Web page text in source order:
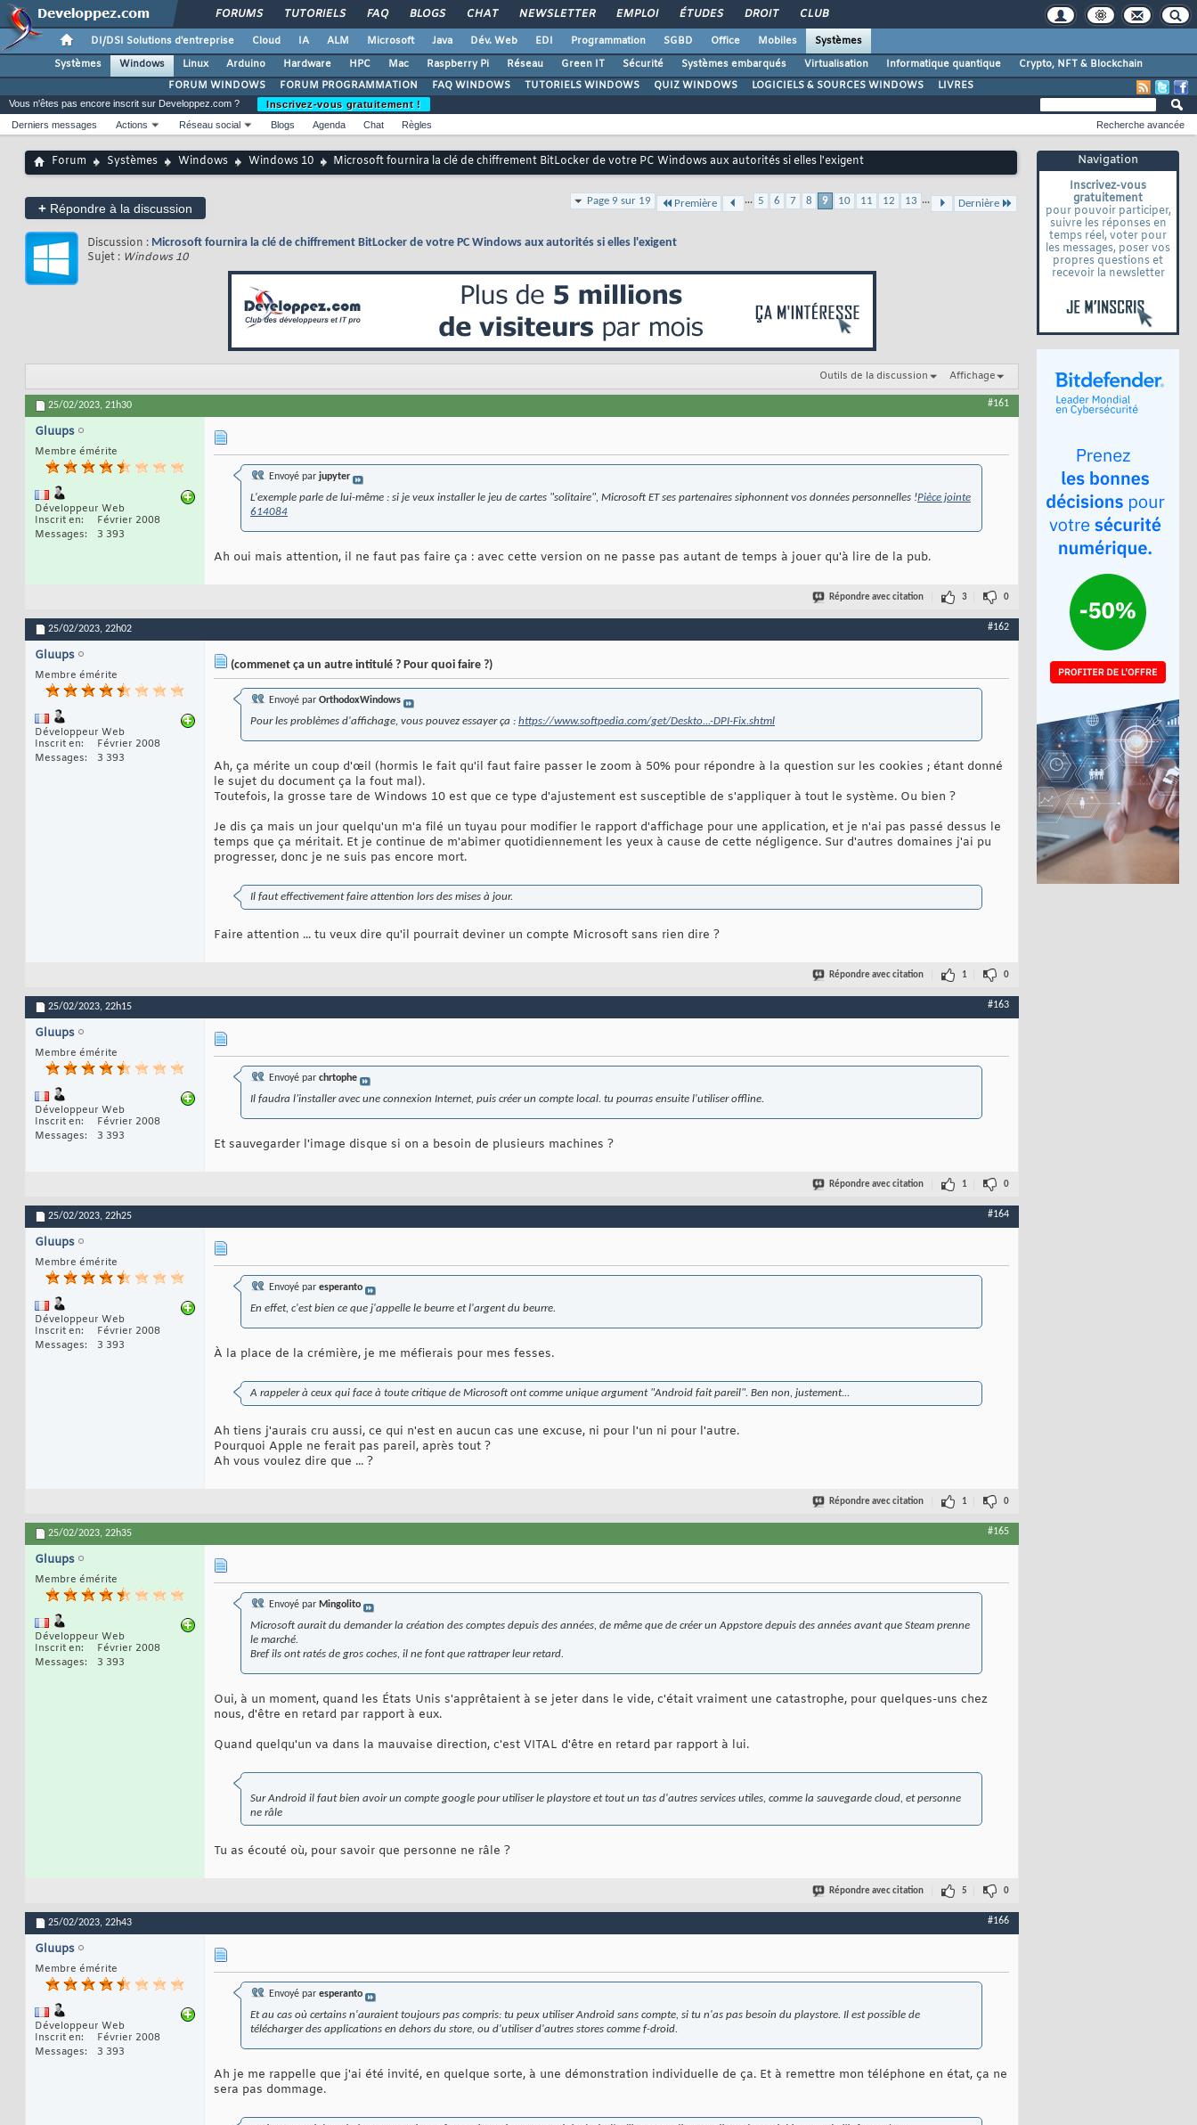
FORUMS TUTORIELS FAQ BLOGS CHAT NEWSLETTER EMPLOI ÉTUDES DROIT CLUB
DI/DSI Solutions d'entreprise Cloud IA ALM Microsoft Java Dév. Web EDI Programmation SGBD Office Mobiles
Systèmes
Systèmes
Windows Linux Arduino Hardware HPC Mac Raspberry Pi Réseau Green IT Sécurité Systèmes embarqués Virtualisation Informatique quantique
Crypto, NFT & Blockchain
FORUM WINDOWS
FORUM PROGRAMMATION FAQ WINDOWS TUTORIELS WINDOWS QUIZ WINDOWS LOGICIELS & SOURCES WINDOWS LIVRES
Navigation
Inscrivez-vous
gratuitement
pour pouvoir participer,
suivre les réponses en
temps réel, voter pour
les messages, poser vos
propres questions et
recevoir la newsletter
Vous n'êtes pas encore inscrit sur Developpez.com ?
Inscrivez-vous gratuitement !
Derniers messages
Actions Réseau social Blogs Agenda Chat Règles Recherche avancée
Forum Systèmes Windows Windows 10 Microsoft fournira la clé de chiffrement BitLocker de votre PC Windows aux autorités si elles l'exigent
+ Répondre à la discussion
Page 9 sur 19 Première ... 5 6 7 8 9 10 11 12 13 ... Dernière
Discussion : Microsoft fournira la clé de chiffrement BitLocker de votre PC Windows aux autorités si elles l'exigent
Sujet : Windows 10
Outils de la discussion Affichage
25/02/2023, 21h30 #161
Gluups
Membre émérite
Développeur Web
Inscrit en
Février 2008
Messages
3 393
Envoyé par jupyter
L'exemple parle de lui-même : si je veux installer le jeu de cartes "solitaire", Microsoft ET ses partenaires siphonnent vos données personnelles !Pièce jointe
614084
Ah oui mais attention, il ne faut pas faire ça : avec cette version on ne passe pas autant de temps à jouer qu'à lire de la pub.
Répondre avec citation 3 0
25/02/2023, 22h02 #162
Gluups
Membre émérite
Développeur Web
Inscrit en
Février 2008
Messages
3 393
(commenet ça un autre intitulé ? Pour quoi faire ?)
Envoyé par OrthodoxWindows
Pour les problèmes d'affichage, vous pouvez essayer ça : https://www.softpedia.com/get/Deskto...-DPI-Fix.shtml
Ah, ça mérite un coup d'œil (hormis le fait qu'il faut faire passer le zoom à 50% pour répondre à la question sur les cookies ; étant donné
le sujet du document ça la fout mal).
Toutefois, la grosse tare de Windows 10 est que ce type d'ajustement est susceptible de s'appliquer à tout le système. Ou bien ?
Je dis ça mais un jour quelqu'un m'a filé un tuyau pour modifier le rapport d'affichage pour une application, et je n'ai pas passé dessus le
temps que ça méritait. Et je continue de m'abimer quotidiennement les yeux à cause de cette négligence. Sur d'autres domaines j'ai pu
progresser, donc je ne suis pas encore mort.
Il faut effectivement faire attention lors des mises à jour.
Faire attention ... tu veux dire qu'il pourrait deviner un compte Microsoft sans rien dire ?
Répondre avec citation 1 0
25/02/2023, 22h15 #163
Gluups
Membre émérite
Développeur Web
Inscrit en
Février 2008
Messages
3 393
Envoyé par chrtophe
Il faudra l’installer avec une connexion Internet, puis créer un compte local. tu pourras ensuite l'utiliser offline.
Et sauvegarder l'image disque si on a besoin de plusieurs machines ?
Répondre avec citation 1 0
25/02/2023, 22h25 #164
Gluups
Membre émérite
Développeur Web
Inscrit en
Février 2008
Messages
3 393
Envoyé par esperanto
En effet, c'est bien ce que j'appelle le beurre et l'argent du beurre.
À la place de la crémière, je me méfierais pour mes fesses.
A rappeler à ceux qui face à toute critique de Microsoft ont comme unique argument "Android fait pareil". Ben non, justement...
Ah tiens j'aurais cru aussi, ce qui n'est en aucun cas une excuse, ni pour l'un ni pour l'autre.
Pourquoi Apple ne ferait pas pareil, après tout ?
Ah vous voulez dire que ... ?
Répondre avec citation 1 0
25/02/2023, 22h35 #165
Gluups
Membre émérite
Développeur Web
Inscrit en
Février 2008
Messages
3 393
Envoyé par Mingolito
Microsoft aurait du demander la création des comptes depuis des années, de même que de créer un Appstore depuis des années avant que Steam prenne
le marché.
Bref ils ont ratés de gros coches, il ne font que rattraper leur retard.
Oui, à un moment, quand les États Unis s'apprêtaient à se jeter dans le vide, c'était vraiment une catastrophe, pour quelques-uns chez
nous, d'être en retard par rapport à eux.
Quand quelqu'un va dans la mauvaise direction, c'est VITAL d'être en retard par rapport à lui.
Sur Android il faut bien avoir un compte google pour utiliser le playstore et tout un tas d'autres services utiles, comme la sauvegarde cloud, et personne
ne râle
Tu as écouté où, pour savoir que personne ne râle ?
Répondre avec citation 5 0
25/02/2023, 22h43 #166
Gluups
Membre émérite
Développeur Web
Inscrit en
Février 2008
Messages
3 393
Envoyé par esperanto
Et au cas où certains n'auraient toujours pas compris: tu peux utiliser Android sans compte, si tu n'as pas besoin du playstore. Il est possible de
télécharger des applications en dehors du store, ou d'utiliser d'autres stores comme f-droid.
Ah je me rappelle que j'ai été invité, en quelque sorte, à une démonstration individuelle de ça. Et à remettre mon téléphone en état, ça ne
sera pas dommage.